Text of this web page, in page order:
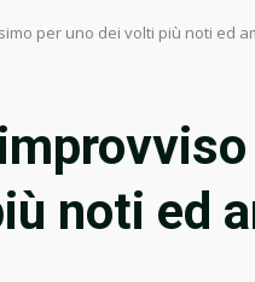
per uno dei volti più noti ed
noti ed